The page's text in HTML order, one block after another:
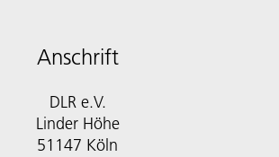
Anschrift
DLR e.V.
Linder Höhe
51147 Köln